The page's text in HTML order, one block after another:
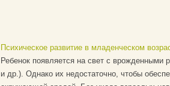
Психическое развитие в младенческом
Ребенок появляется на свет с
и др.). Однако их недостаточно, чтобы